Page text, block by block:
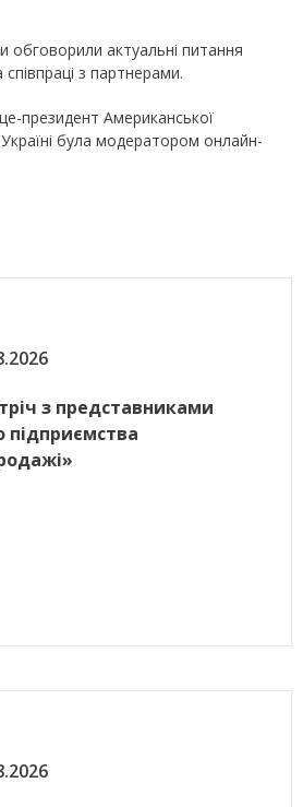
обговорили актуальні питання
співпраці з партнерами.
президент Американської
була модератором онлайн-
з представниками
підприємства